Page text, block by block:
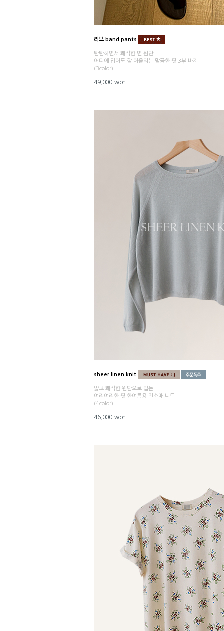
리브 band pants
탄탄하면서 쾌적한 면 원단
어디에 입어도 잘 어울리는 말끔한 핏 3부 바지
(3color)
49,000 won
sheer linen knit
얇고 쾌적한 원단으로 입는
여리여리한 핏 한여름용 긴소매 니트
(4color)
46,000 won